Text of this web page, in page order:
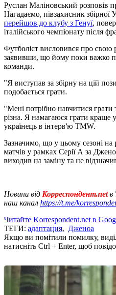
Руслан Маліновський розповів
Нагадаємо, півзахисник збірної
перейшов до клубу з Генуї,
італійського чемпіонату після
Футболіст висловився про свою
заявивши, що йому поки важко
команди.
"Я виступав за збірну на цій
подобається грати.
"Мені потрібно навчитися
різна. Я намагаюся грати краще
українець в інтерв'ю TMW.
Зазначимо, що у цьому сезоні на
матчів у рамках Серії А за
виходив на заміну та не
Новини від Корреспондент.netв
наш канал https://t.me/
Читайте Korrespondent.net в
ТЕГИ: адаптация, Дженоа
Якщо ви помітили помилку,
натисніть Ctrl + Enter, щоб